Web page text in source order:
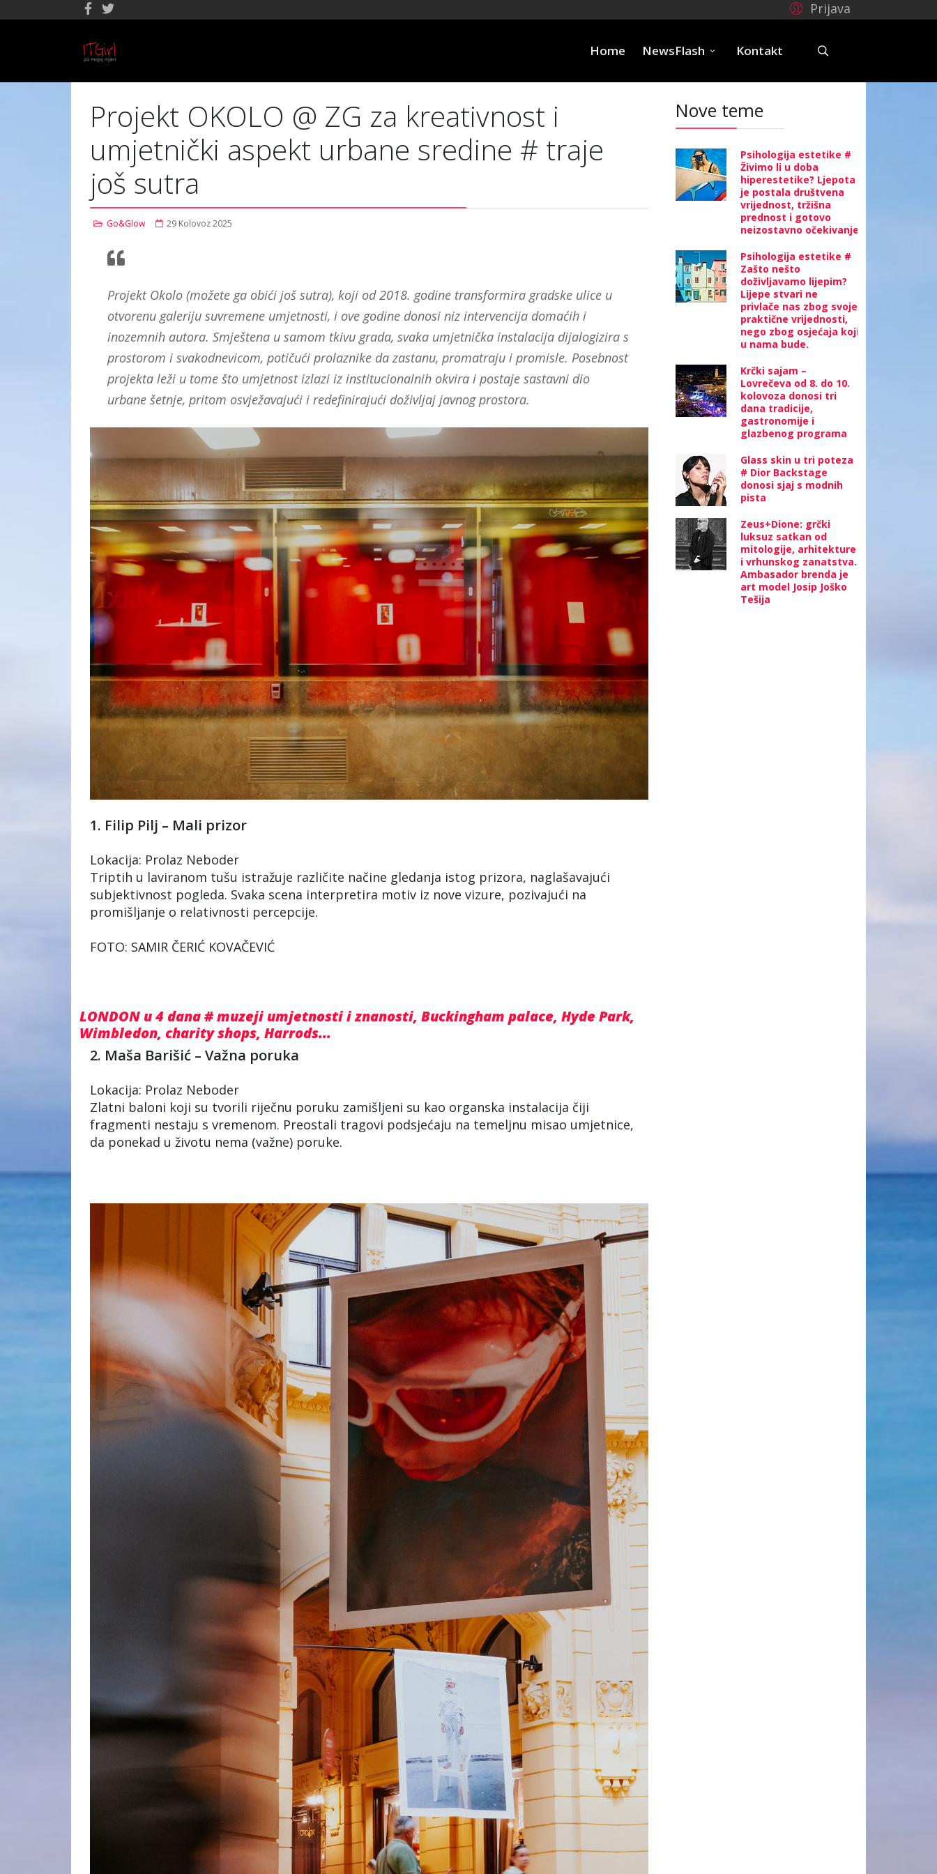
Prijava
Home NewsFlash Kontakt
Projekt OKOLO @ ZG za kreativnost i
umjetnički aspekt urbane sredine # traje
još sutra
Go&Glow 29 Kolovoz 2025
Projekt Okolo (možete ga obići još sutra), koji od 2018. godine transformira gradske ulice u
otvorenu galeriju suvremene umjetnosti, i ove godine donosi niz intervencija domaćih i
inozemnih autora. Smještena u samom tkivu grada, svaka umjetnička instalacija dijalogizira s
prostorom i svakodnevicom, potičući prolaznike da zastanu, promatraju i promisle. Posebnost
projekta leži u tome što umjetnost izlazi iz institucionalnih okvira i postaje sastavni dio
urbane šetnje, pritom osvježavajući i redefinirajući doživljaj javnog prostora.
1. Filip Pilj – Mali prizor
Lokacija: Prolaz Neboder
Triptih u laviranom tušu istražuje različite načine gledanja istog prizora, naglašavajući
subjektivnost pogleda. Svaka scena interpretira motiv iz nove vizure, pozivajući na
promišljanje o relativnosti percepcije.
FOTO: SAMIR ČERIĆ KOVAČEVIĆ
LONDON u 4 dana # muzeji umjetnosti i znanosti, Buckingham palace, Hyde Park,
Wimbledon, charity shops, Harrods...
2. Maša Barišić – Važna poruka
Lokacija: Prolaz Neboder
Zlatni baloni koji su tvorili riječnu poruku zamišljeni su kao organska instalacija čiji
fragmenti nestaju s vremenom. Preostali tragovi podsjećaju na temeljnu misao umjetnice,
da ponekad u životu nema (važne) poruke.
Nove teme
Psihologija estetike #
Živimo li u doba
hiperestetike? Ljepota
je postala društvena
vrijednost, tržišna
prednost i gotovo
neizostavno očekivanje
Psihologija estetike #
Zašto nešto
doživljavamo lijepim?
Lijepe stvari ne
privlače nas zbog svoje
praktične vrijednosti,
nego zbog osjećaja koji
u nama bude.
Krčki sajam –
Lovrečeva od 8. do 10.
kolovoza donosi tri
dana tradicije,
gastronomije i
glazbenog programa
Glass skin u tri poteza
# Dior Backstage
donosi sjaj s modnih
pista
Zeus+Dione: grčki
luksuz satkan od
mitologije, arhitekture
i vrhunskog zanatstva.
Ambasador brenda je
art model Josip Joško
Tešija